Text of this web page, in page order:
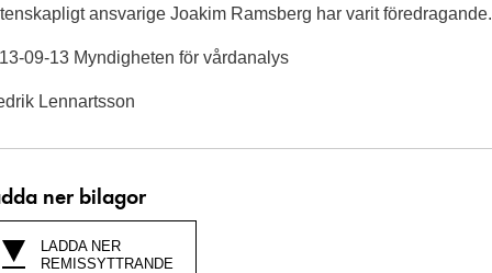
ansvarige Joakim Ramsberg har varit föredragande.
09-13 Myndigheten för vårdanalys
Lennartsson
ner bilagor
LADDA NER
REMISSYTTRANDE